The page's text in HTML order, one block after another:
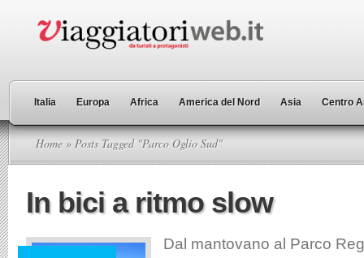
Italia Europa Africa America del Nord Asia Centro
Home » Posts Tagged "Parco Oglio Sud"
In bici a ritmo slow
Dal mantovano al Parco